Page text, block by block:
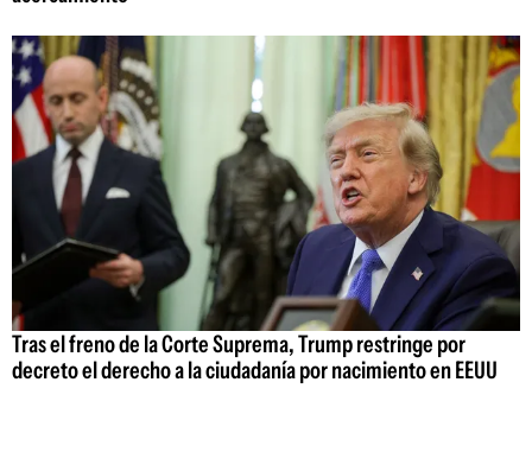
Tras el freno de la Corte Suprema, Trump restringe por
decreto el derecho a la ciudadanía por nacimiento en EEUU